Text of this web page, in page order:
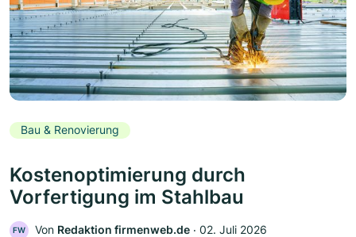
Bau & Renovierung
Kostenoptimierung durch
Vorfertigung im Stahlbau
FW Von Redaktion firmenweb.de ‧ 02. Juli 2026